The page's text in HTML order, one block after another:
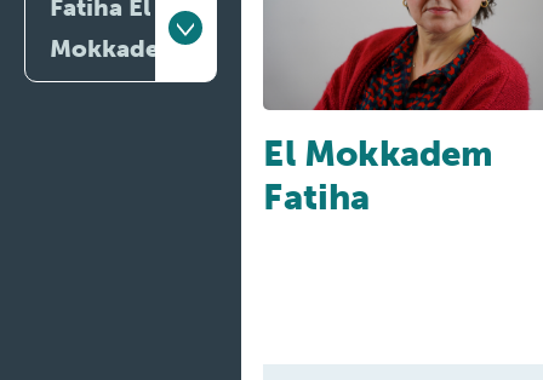
Fatiha El
Mokkadem
El Mokkadem
Fatiha